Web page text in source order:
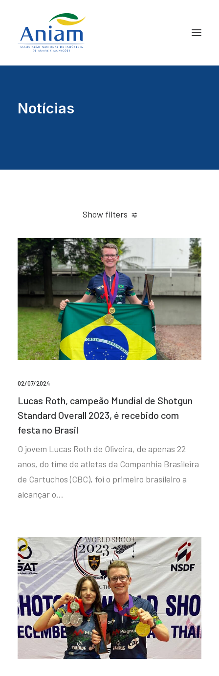
Notícias
Show filters
02/07/2024
Lucas Roth, campeão Mundial de Shotgun
Standard Overall 2023, é recebido com
festa no Brasil
O jovem Lucas Roth de Oliveira, de apenas 22
anos, do time de atletas da Companhia Brasileira
de Cartuchos (CBC), foi o primeiro brasileiro a
alcançar o…